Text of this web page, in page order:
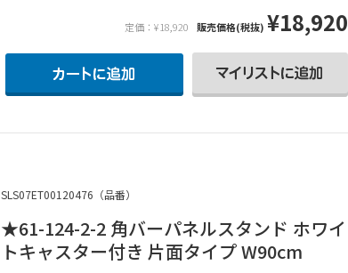
定価：¥18,920 販売価格(税抜) ¥18,920
SLS07ET00120476（品番）
★61-124-2-2 角バーパネルスタンド ホワイ
トキャスター付き 片面タイプ W90cm